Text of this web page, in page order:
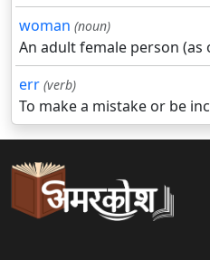
woman (noun)
An adult female person (as
err (verb)
To make a mistake or be